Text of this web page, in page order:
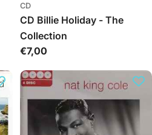
CD
CD Billie Holiday - The
Collection
Обычная
€7,00